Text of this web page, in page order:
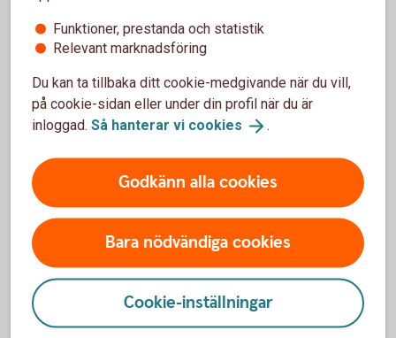
Vi har både aktivt och passivt förvaltade fonder. Läs
Fondtyper
Vad gör en fond hållbar?
Är hållbarhet en viktig fråga för dig? Läs mer om hur
en fond kan vara hållbar, enligt EU:s nya regler.
Hållbarhetsanalys avfonder
Funktioner, prestanda och statistik
Relevant marknadsföring
Du kan ta tillbaka ditt cookie-medgivande när du vill,
på cookie-sidan eller under din profil när du är
inloggad. Så hanterar vi cookies .
Godkänn alla cookies
Bara nödvändiga cookies
Cookie-inställningar